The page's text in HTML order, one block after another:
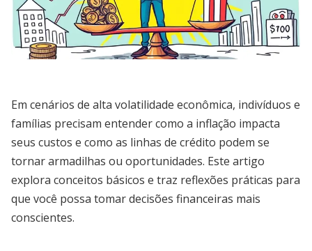
Em cenários de alta volatilidade econômica, indivíduos e
famílias precisam entender como a inflação impacta
seus custos e como as linhas de crédito podem se
tornar armadilhas ou oportunidades. Este artigo
explora conceitos básicos e traz reflexões práticas para
que você possa tomar decisões financeiras mais
conscientes.